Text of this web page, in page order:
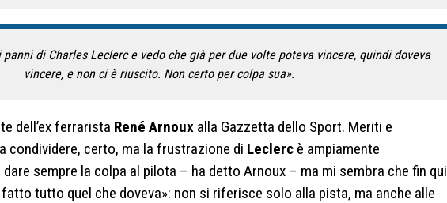
di Charles Leclerc e vedo che già per due volte poteva vincere, quindi doveva
vincere, e non ci è riuscito. Non certo per colpa sua».
dell’ex ferrarista René Arnoux alla Gazzetta dello Sport. Meriti e
condividere, certo, ma la frustrazione di Leclerc è ampiamente
sempre la colpa al pilota – ha detto Arnoux – ma mi sembra che fin qui
tutto quel che doveva»: non si riferisce solo alla pista, ma anche alle